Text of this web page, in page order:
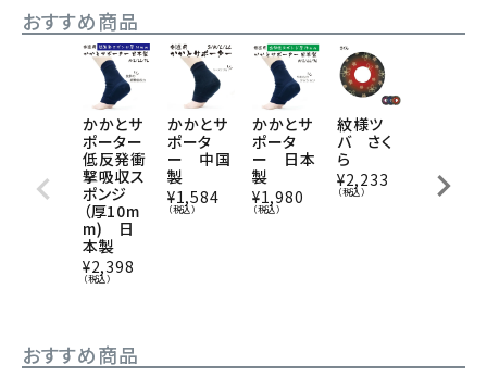
おすすめ商品
かかとサ
ポーター
低反発衝
撃吸収ス
ポンジ
（厚10m
m) 日
本製
¥2,398
（税込）
かかとサ
ポータ
ー 中国
製
¥1,584
（税込）
かかとサ
ポータ
ー 日本
製
¥1,980
（税込）
紋様ツ
バ さく
ら
¥2,233
（税込）
ー YAM
AYA
おすすめ商品